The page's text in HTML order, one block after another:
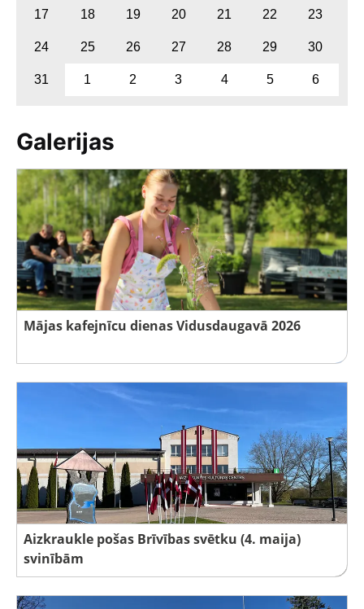
17 18 19 20 21 22 23
24 25 26 27 28 29 30
31 1 2 3 4 5 6
Galerijas
Mājas kafejnīcu dienas Vidusdaugavā 2026
Aizkraukle pošas Brīvības svētku (4. maija)
svinībām